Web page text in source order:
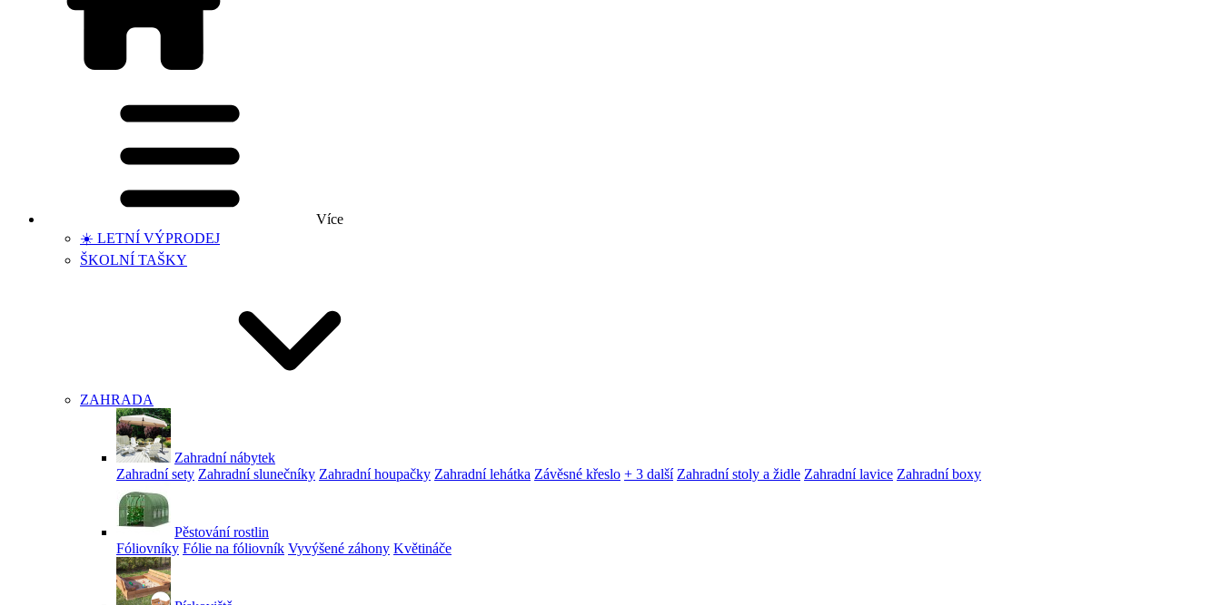
Více
☀️ LETNÍ VÝPRODEJ
ŠKOLNÍ TAŠKY
ZAHRADA
Zahradní nábytek
Zahradní sety Zahradní slunečníky Zahradní houpačky Zahradní lehátka Závěsné křeslo + 3 další Zahradní stoly a židle Zahradní lavice Zahradní boxy
Pěstování rostlin
Fóliovníky Fólie na fóliovník Vyvýšené záhony Květináče